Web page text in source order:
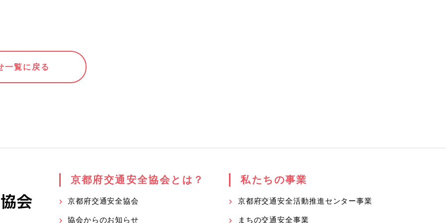
一覧に戻る
京都府交通安全協会とは？
京都府交通安全協会
協会からのお知らせ
私たちの事業
京都府交通安全活動推進センター事業
まちの交通安全事業